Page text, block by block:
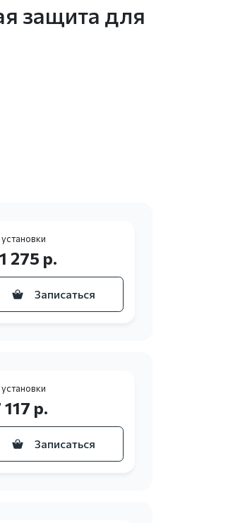
защита для
275 р.
Записаться
117 р.
Записаться